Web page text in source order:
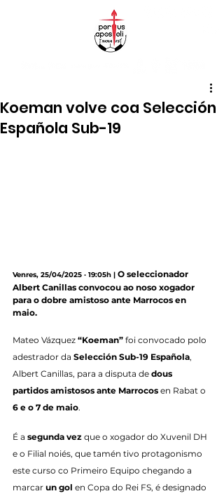
Koeman volve coa Selección
Española Sub-19
Venres, 25/04/2025 · 19:05h | O seleccionador
Albert Canillas convocou ao noso xogador
para o dobre amistoso ante Marrocos en
maio.
Mateo Vázquez “Koeman” foi convocado polo
adestrador da Selección Sub-19 Española,
Albert Canillas, para a disputa de dous
partidos amistosos ante Marrocos en Rabat o
6 e o 7 de maio.
É a segunda vez que o xogador do Xuvenil DH
e o Filial noiés, que tamén tivo protagonismo
este curso co Primeiro Equipo chegando a
marcar un gol en Copa do Rei FS, é designado